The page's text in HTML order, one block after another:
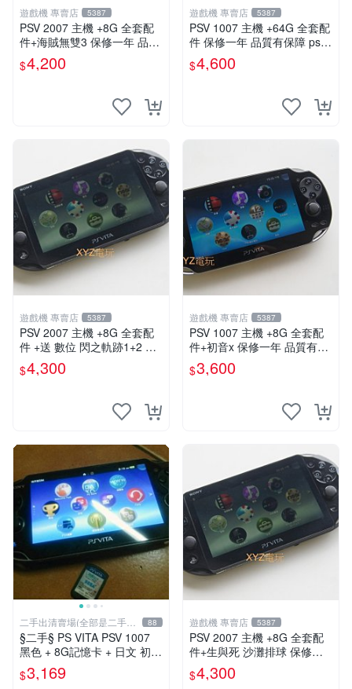
遊戲機 專賣店 5387
PSV 2007 主機 +8G 全套配
件+海賊無雙3 保修一年 品質
有保障
$4,200
遊戲機 專賣店 5387
PSV 1007 主機 +64G 全套配
件 保修一年 品質有保障 psvit
$4,600
遊戲機 專賣店 5387
PSV 2007 主機 +8G 全套配
件 +送 數位 閃之軌跡1+2 保
修一年 品質有保障
$4,300
遊戲機 專賣店 5387
PSV 1007 主機 +8G 全套配
件+初音x 保修一年 品質有保
障
$3,600
二手出清賣場(全部是二手商
品)
88
§二手§ PS VITA PSV 1007
黑色 + 8G記憶卡 + 日文 初音
未來 F 2nd 遊戲卡片｜郵局
寄送｜未含運｜購買前請私訊
$3,169
遊戲機 專賣店 5387
PSV 2007 主機 +8G 全套配
件+生與死 沙灘排球 保修一
年 品質有保障
$4,300